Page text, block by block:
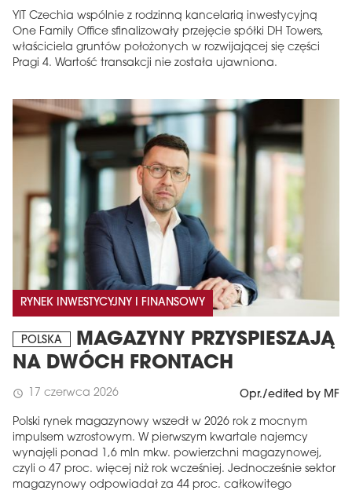
YIT Czechia wspólnie z rodzinną kancelarią inwestycyjną
One Family Office sfinalizowały przejęcie spółki DH Towers,
właściciela gruntów położonych w rozwijającej się części
Pragi 4. Wartość transakcji nie została ujawniona.
RYNEK INWESTYCYJNY I FINANSOWY
POLSKA
MAGAZYNY PRZYSPIESZAJĄ
NA DWÓCH FRONTACH
schedule 17 czerwca 2026 Opr./edited by MF
Polski rynek magazynowy wszedł w 2026 rok z mocnym
impulsem wzrostowym. W pierwszym kwartale najemcy
wynajęli ponad 1,6 mln mkw. powierzchni magazynowej,
czyli o 47 proc. więcej niż rok wcześniej. Jednocześnie sektor
magazynowy odpowiadał za 44 proc. całkowitego
MAGAZYN
Wydanie 6 (308)
CZERWIEC 2026
Więcej w tym wydaniu
arrow_forward
Zamów teraz!